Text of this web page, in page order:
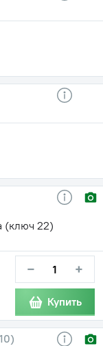
(ключ 22)
− +
Купить